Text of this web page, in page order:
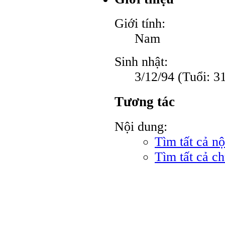
Giới tính:
Nam
Sinh nhật:
3/12/94 (Tuổi:
Tương tác
Nội dung:
Tìm tất cả
Tìm tất cả